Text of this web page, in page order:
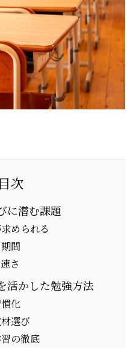
目次
に潜む課題
められる
間
さ
活かした勉強方法
化
選び
の徹底